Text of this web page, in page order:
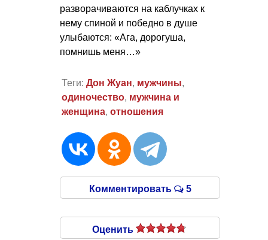
разворачиваются на каблучках к
нему спиной и победно в душе
улыбаются: «Ага, дорогуша,
помнишь меня…»
Теги: Дон Жуан, мужчины,
одиночество, мужчина и
женщина, отношения
Комментировать 5
Оценить